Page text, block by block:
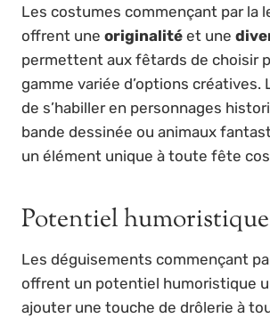
Les costumes commençant par la
offrent une originalité et une
permettent aux fêtards de choisir
gamme variée d’options créatives.
de s’habiller en personnages
bande dessinée ou animaux
un élément unique à toute fête
Potentiel humoristique
Les déguisements commençant
offrent un potentiel humoristique
ajouter une touche de drôlerie à